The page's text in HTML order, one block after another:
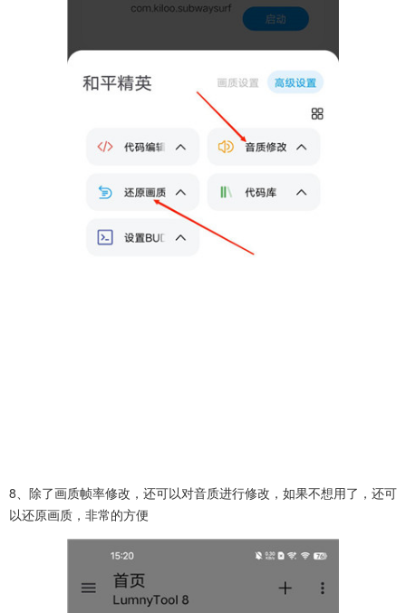
8、除了画质帧率修改，还可以对音质进行修改，如果不想用了，还可
以还原画质，非常的方便